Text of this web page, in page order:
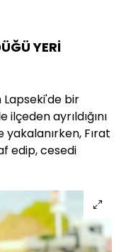
YERİ
Lapseki'de bir
ilçeden ayrıldığını
Fırat
edip, cesedi